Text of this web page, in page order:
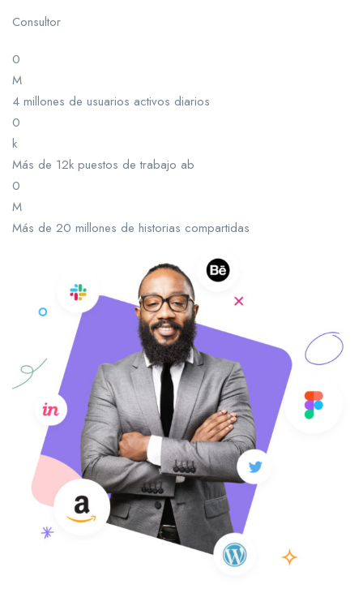
Consultor
0
M
4 millones de usuarios activos diarios
0
k
Más de 12k puestos de trabajo ab
0
M
Más de 20 millones de historias compartidas